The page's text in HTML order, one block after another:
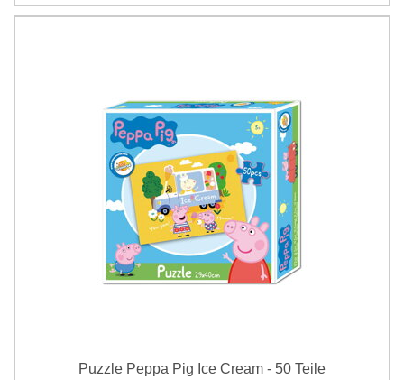
Puzzle Peppa Pig Ice Cream - 50 Teile